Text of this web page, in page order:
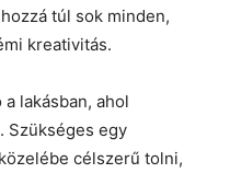
túl sok minden,
kreativitás.
lakásban, ahol
Szükséges egy
célszerű tolni,